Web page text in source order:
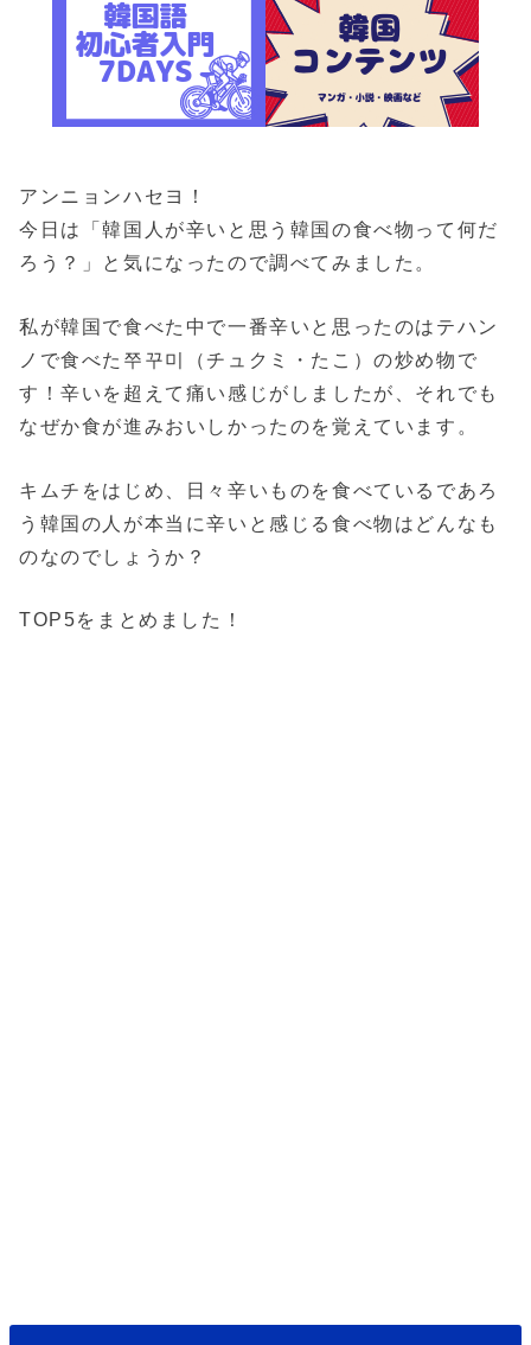
アンニョンハセヨ！
今日は「韓国人が辛いと思う韓国の食べ物って何だ
ろう？」と気になったので調べてみました。
私が韓国で食べた中で一番辛いと思ったのはテハン
ノで食べた쭈꾸미（チュクミ・たこ）の炒め物で
す！辛いを超えて痛い感じがしましたが、それでも
なぜか食が進みおいしかったのを覚えています。
キムチをはじめ、日々辛いものを食べているであろ
う韓国の人が本当に辛いと感じる食べ物はどんなも
のなのでしょうか？
TOP5をまとめました！